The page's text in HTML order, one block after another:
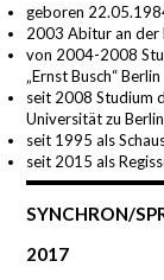
geboren
2003 Abitur an der
von 2004-2008
„Ernst Busch“ Berlin
seit 2008 Studium
Universität zu Berlin
seit 1995 als
seit 2015 als
SYNCHRON/
2017